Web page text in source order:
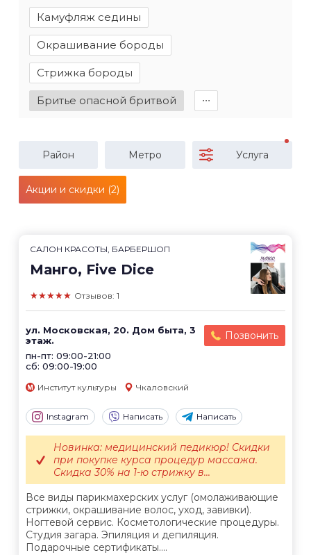
Камуфляж седины
Окрашивание бороды
Стрижка бороды
Бритье опасной бритвой ∙∙∙
Район Метро Услуга
Акции и скидки (2)
САЛОН КРАСОТЫ, БАРБЕРШОП
Манго, Five Dice
★★★★★ Отзывов: 1
ул. Московская, 20. Дом быта, 3
этаж.
пн-пт: 09:00-21:00
сб: 09:00-19:00
Позвонить
Институт культуры Чкаловский
Instagram Написать Написать
Все виды парикмахерских услуг (омолаживающие
стрижки, окрашивание волос, уход, завивки).
Ногтевой сервис. Косметологические процедуры.
Студия загара. Эпиляция и депиляция.
Подарочные сертификаты....
Новинка: медицинский педикюр! Скидки
при покупке курса процедур массажа.
Скидка 30% на 1-ю стрижку в...